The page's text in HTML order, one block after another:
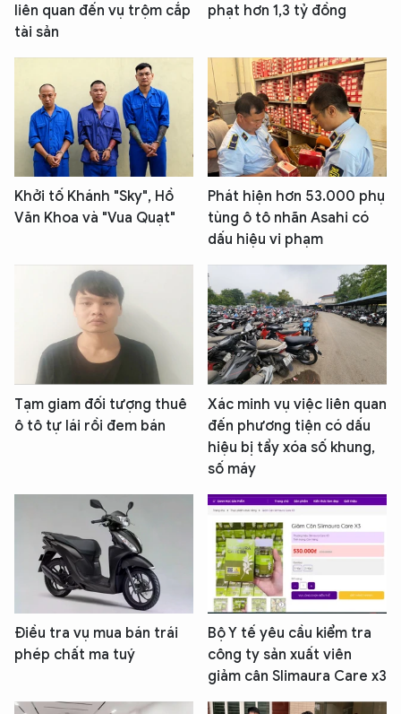
liên quan đến vụ trộm cắp
tài sản
phạt hơn 1,3 tỷ đồng
Khởi tố Khánh "Sky", Hồ
Văn Khoa và "Vua Quạt"
Phát hiện hơn 53.000 phụ
tùng ô tô nhãn Asahi có
dấu hiệu vi phạm
Tạm giam đối tượng thuê
ô tô tự lái rồi đem bán
Xác minh vụ việc liên quan
đến phương tiện có dấu
hiệu bị tẩy xóa số khung,
số máy
Điều tra vụ mua bán trái
phép chất ma tuý
Bộ Y tế yêu cầu kiểm tra
công ty sản xuất viên
giảm cân Slimaura Care x3